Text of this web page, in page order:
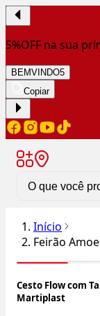
5%OFF na sua
BEMVINDO5
Copiar
Início
Feirão
Cesto Flow com
Martiplast